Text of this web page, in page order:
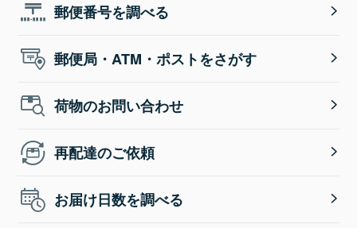
郵便番号を調べる
郵便局・ATM・ポストをさがす
荷物のお問い合わせ
再配達のご依頼
お届け日数を調べる